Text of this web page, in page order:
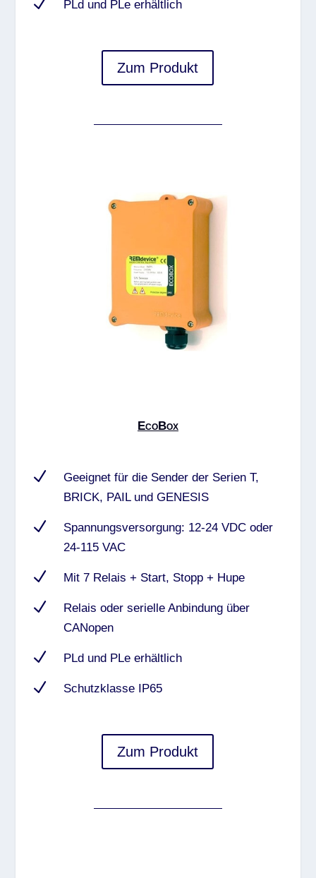
N PLd und PLe erhältlich
Zum Produkt
EcoBox
N
Geeignet für die Sender der Serien T,
BRICK, PAIL und GENESIS
N
Spannungsversorgung: 12-24 VDC oder
24-115 VAC
N Mit 7 Relais + Start, Stopp + Hupe
N
Relais oder serielle Anbindung über
CANopen
N PLd und PLe erhältlich
N Schutzklasse IP65
Zum Produkt